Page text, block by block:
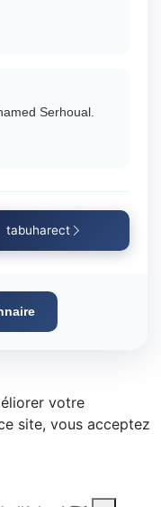
Serhoual.
tabuharect
votre
site, vous acceptez